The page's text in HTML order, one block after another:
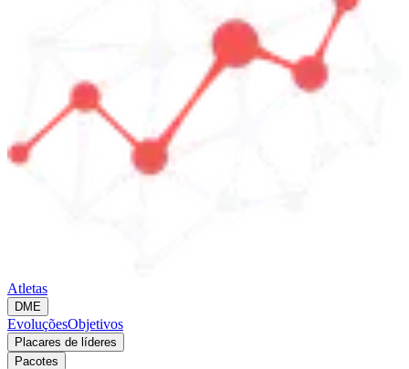
Atletas
DME
EvoluçõesObjetivos
Placares de líderes
Pacotes